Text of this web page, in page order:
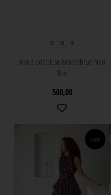
36 38 40
Anela dot bluse Mørkebrun Neo
Noir
500,00
NEW